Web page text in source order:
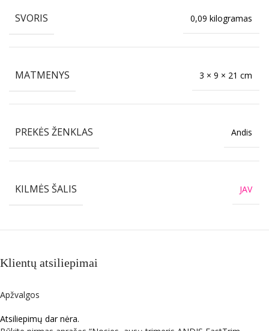
SVORIS 0,09 kilogramas
MATMENYS 3 × 9 × 21 cm
PREKĖS ŽENKLAS Andis
KILMĖS ŠALIS JAV
Klientų atsiliepimai
Apžvalgos
Atsiliepimų dar nėra.